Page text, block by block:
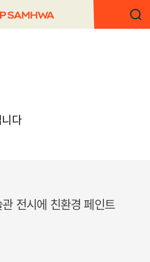
다
전시에 친환경 페인트